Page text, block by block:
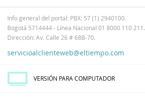
Info general del portal: PBX: 57 (1) 2940100.
Bogotá 5714444 - Línea Nacional 01 8000 110 211.
Dirección: Av. Calle 26 # 68B-70.
servicioalclienteweb@eltiempo.com
VERSIÓN PARA COMPUTADOR